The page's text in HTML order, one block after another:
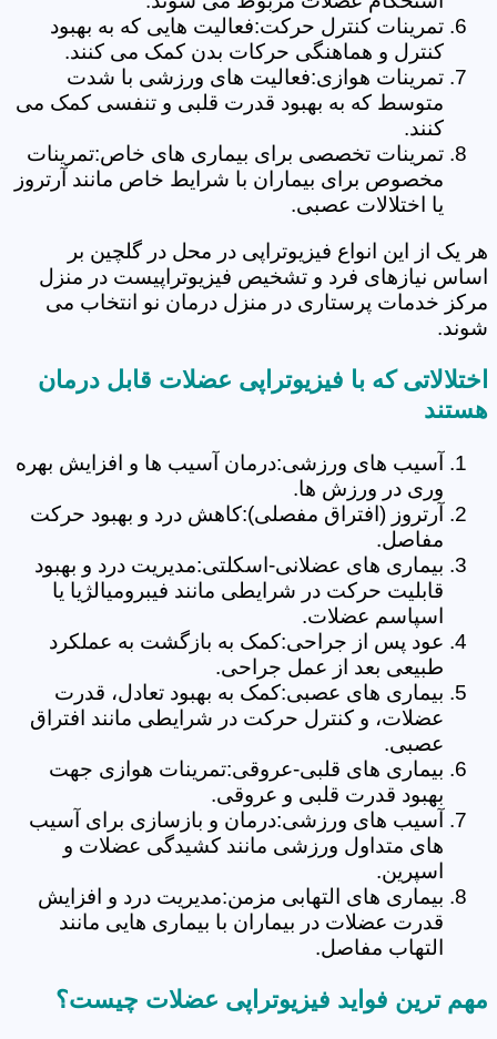
تمرینات کنترل حرکت:فعالیت هایی که به بهبود
کنترل و هماهنگی حرکات بدن کمک می کنند.
تمرینات هوازی:فعالیت های ورزشی با شدت
متوسط که به بهبود قدرت قلبی و تنفسی کمک می
کنند.
تمرینات تخصصی برای بیماری های خاص:تمرینات
مخصوص برای بیماران با شرایط خاص مانند آرتروز
یا اختلالات عصبی.
هر یک از این انواع فیزیوتراپی در محل در گلچین بر
اساس نیازهای فرد و تشخیص فیزیوتراپیست در منزل
مرکز خدمات پرستاری در منزل درمان نو انتخاب می
شوند.
اختلالاتی که با فیزیوتراپی عضلات قابل درمان
هستند
آسیب های ورزشی:درمان آسیب ها و افزایش بهره
وری در ورزش ها.
آرتروز (افتراق مفصلی):کاهش درد و بهبود حرکت
مفاصل.
بیماری های عضلانی-اسکلتی:مدیریت درد و بهبود
قابلیت حرکت در شرایطی مانند فیبرومیالژیا یا
اسپاسم عضلات.
عود پس از جراحی:کمک به بازگشت به عملکرد
طبیعی بعد از عمل جراحی.
بیماری های عصبی:کمک به بهبود تعادل، قدرت
عضلات، و کنترل حرکت در شرایطی مانند افتراق
عصبی.
بیماری های قلبی-عروقی:تمرینات هوازی جهت
بهبود قدرت قلبی و عروقی.
آسیب های ورزشی:درمان و بازسازی برای آسیب
های متداول ورزشی مانند کشیدگی عضلات و
اسپرین.
بیماری های التهابی مزمن:مدیریت درد و افزایش
قدرت عضلات در بیماران با بیماری هایی مانند
التهاب مفاصل.
مهم ترین فواید فیزیوتراپی عضلات چیست؟